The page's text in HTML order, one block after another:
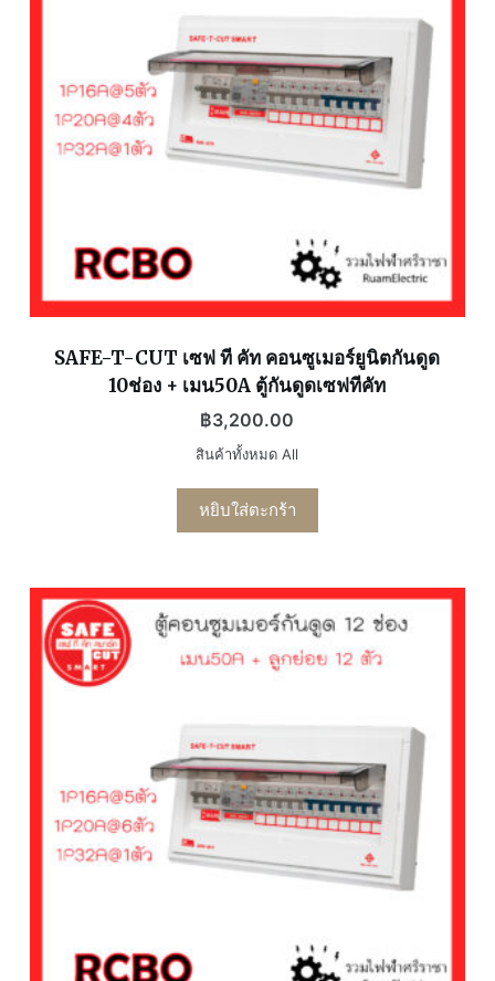
SAFE-T-CUT เซฟ ที คัท คอนซูเมอร์ยูนิตกันดูด
10ช่อง + เมน50A ตู้กันดูดเซฟทีคัท
฿3,200.00
สินค้าทั้งหมด All
หยิบใส่ตะกร้า